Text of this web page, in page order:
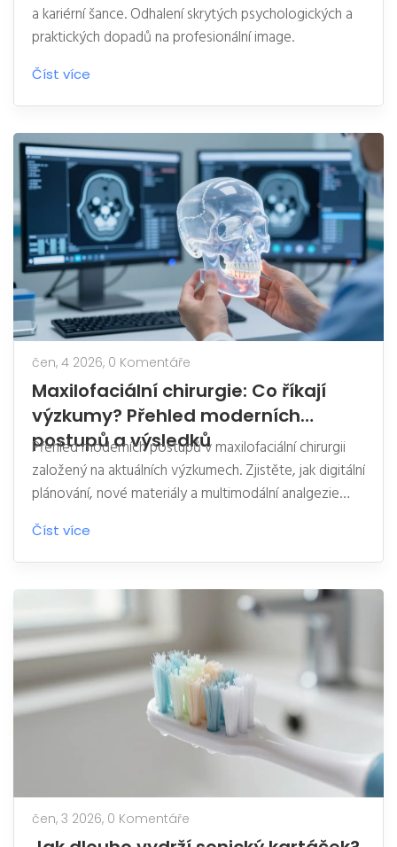
a kariérní šance. Odhalení skrytých psychologických a
praktických dopadů na profesionální image.
Číst více
čen, 4 2026, 0 Komentáře
Maxilofaciální chirurgie: Co říkají
výzkumy? Přehled moderních
postupů a výsledků
Přehled moderních postupů v maxilofaciální chirurgii
založený na aktuálních výzkumech. Zjistěte, jak digitální
plánování, nové materiály a multimodální analgezie
zlepšují výsledky operací.
Číst více
čen, 3 2026, 0 Komentáře